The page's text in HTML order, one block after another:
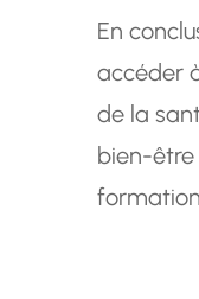
En
accéder
de la
bien-être